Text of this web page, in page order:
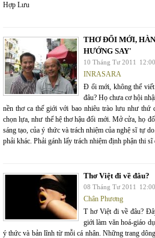
Hợp Lưu
THƠ ĐỔI MỚI,
HƯỚNG SAY'
10 Tháng Tư 2011
INRASARA
Đ ổi mới, không thể
đâu? Họ chưa cơ hội
nền thơ ca thế giới với bao nhiêu trào lưu như thứ
chọn lựa, như thế hệ thơ hậu đổi mới. Mở cửa, họ
sáng tạo, của ý thức và trách nhiệm của nghệ sĩ tự
phải khác. Phải gánh lấy trách nhiệm định phận thi sĩ
Thơ Việt đi về đâu?
08 Tháng Tư 2011
Chân Phương
T hơ Việt đi về đâu?
giới làm văn hoá-giáo
ý thức và bản lĩnh từ mỗi cá nhân. Những trang